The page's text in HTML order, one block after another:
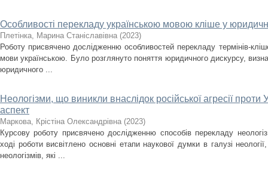
Особливості перекладу українською мовою кліше у
Плетінка, Марина Станіславівна (2023)
Роботу присвячено дослідженню особливостей перекладу термінів-
мови українською. Було розглянуто поняття юридичного дискурсу,
юридичного ...
Неологізми, що виникли внаслідок російської агресії проти
аспект
Маркова, Крістіна Олександрівна (2023)
Курсову роботу присвячено дослідженню способів перекладу
ході роботи висвітлено основні етапи наукової думки в галузі
неологізмів, які ...